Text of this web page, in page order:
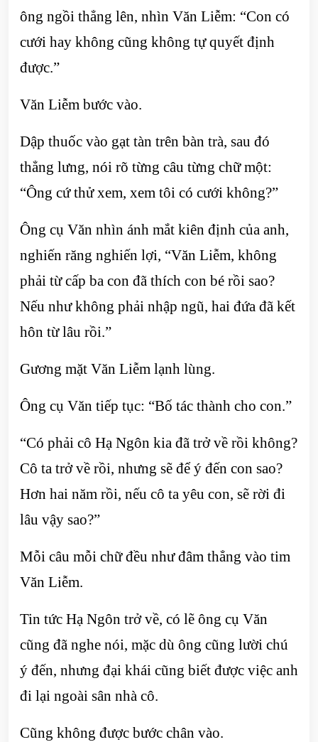
ông ngồi thẳng lên, nhìn Văn Liễm: “Con có
cưới hay không cũng không tự quyết định
được.”
Văn Liễm bước vào.
Dập thuốc vào gạt tàn trên bàn trà, sau đó
thẳng lưng, nói rõ từng câu từng chữ một:
“Ông cứ thử xem, xem tôi có cưới không?”
Ông cụ Văn nhìn ánh mắt kiên định của anh,
nghiến răng nghiến lợi, “Văn Liễm, không
phải từ cấp ba con đã thích con bé rồi sao?
Nếu như không phải nhập ngũ, hai đứa đã kết
hôn từ lâu rồi.”
Gương mặt Văn Liễm lạnh lùng.
Ông cụ Văn tiếp tục: “Bố tác thành cho con.”
“Có phải cô Hạ Ngôn kia đã trở về rồi không?
Cô ta trở về rồi, nhưng sẽ để ý đến con sao?
Hơn hai năm rồi, nếu cô ta yêu con, sẽ rời đi
lâu vậy sao?”
Mỗi câu mỗi chữ đều như đâm thẳng vào tim
Văn Liễm.
Tin tức Hạ Ngôn trở về, có lẽ ông cụ Văn
cũng đã nghe nói, mặc dù ông cũng lười chú
ý đến, nhưng đại khái cũng biết được việc anh
đi lại ngoài sân nhà cô.
Cũng không được bước chân vào.